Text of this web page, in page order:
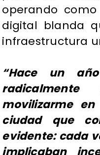
operando
digital blanda
infraestructura
“Hace un
movilizarme
ciudad que
evidente: cada
implicaban